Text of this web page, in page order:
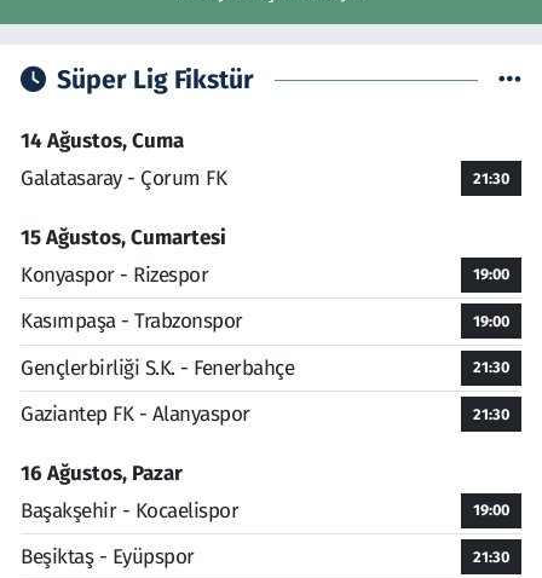
Süper Lig Fikstür
14 Ağustos, Cuma
Galatasaray - Çorum FK
21:30
15 Ağustos, Cumartesi
Konyaspor - Rizespor
19:00
Kasımpaşa - Trabzonspor 19:00
Gençlerbirliği S.K. - Fenerbahçe 21:30
Gaziantep FK - Alanyaspor 21:30
16 Ağustos, Pazar
Başakşehir - Kocaelispor
19:00
Beşiktaş - Eyüpspor 21:30